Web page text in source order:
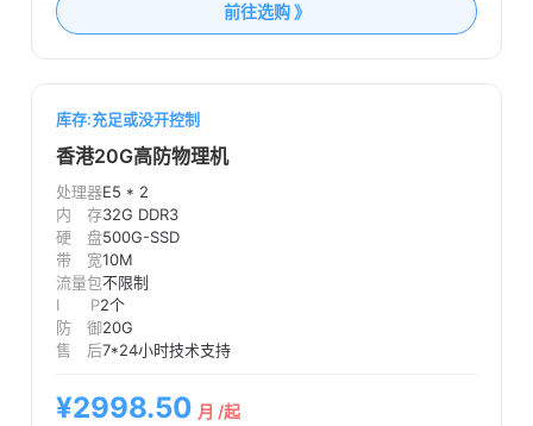
前往选购 》
库存:充足或没开控制
香港20G高防物理机
处理器E5 * 2
内 存32G DDR3
硬 盘500G-SSD
带 宽10M
流量包不限制
I P2个
防 御20G
售 后7*24小时技术支持
¥2998.50 月 /起